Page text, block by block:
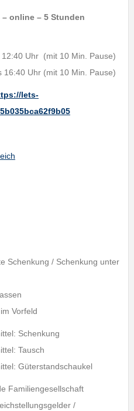
– online – 5 Stunden
Uhr (mit 10 Min. Pause)
16:40 Uhr (mit 10 Min. Pause)
lets-
Schenkung / Schenkung unter
Vorfeld
Schenkung
Tausch
Güterstandschaukel
Familiengesellschaft
/